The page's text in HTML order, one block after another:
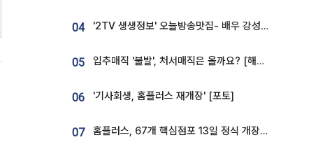
04 '2TV 생생정보' 오늘방송맛집- 배우 강성진 단골! 쌀국수ㆍ푸팟퐁 커리 맛집 '블○○○'
05 입추매직 '불발', 처서매직은 올까요? [해시태그]
06 '기사회생, 홈플러스 재개장' [포토]
07 홈플러스, 67개 핵심점포 13일 정식 개장…영업 재개 속도